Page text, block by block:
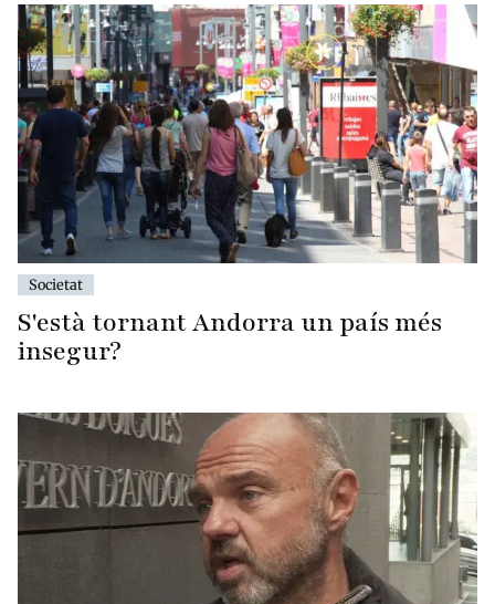
Societat
S'està tornant Andorra un país més
insegur?